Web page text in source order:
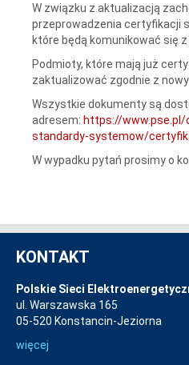
W związku z aktualizacją
przeprowadzenia certyfikacji
które będą komunikować się z
Podmioty, które mają już
zaktualizować zgodnie z
Wszystkie dokumenty są
adresem: https://
standardy-systemow/
W wypadku pytań prosimy o
KONTAKT
Polskie Sieci
ul. Warszawska 165
05-520 Konstancin-Jeziorna
więcej